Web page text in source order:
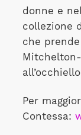
donne e
collezione
che
Per
Contessa: